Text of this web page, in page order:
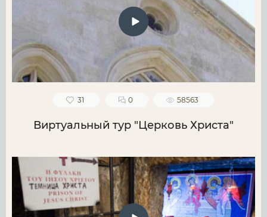
31 0 58563
Виртуальный тур "Церковь Христа"